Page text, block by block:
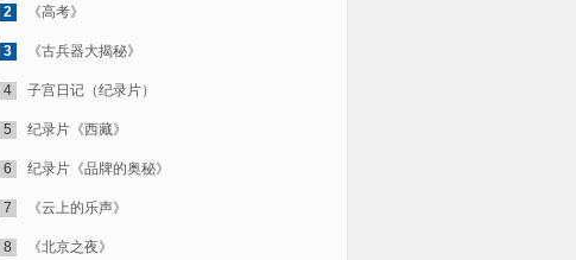
2 《高考》
3 《古兵器大揭秘》
4 子宫日记（纪录片）
5 纪录片《西藏》
6 纪录片《品牌的奥秘》
7 《云上的乐声》
8 《北京之夜》